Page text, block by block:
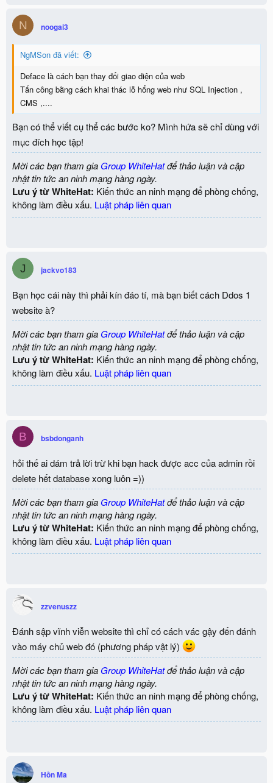
N noogai3
NgMSon đã viết:
Deface là cách bạn thay đổi giao diện của web
Tấn công bằng cách khai thác lỗ hổng web như SQL Injection ,
CMS ,....
Bạn có thể viết cụ thể các bước ko? Mình hứa sẽ chỉ dùng với
mục đích học tập!
Mời các bạn tham gia Group WhiteHatđể thảo luận và cập
nhật tin tức an ninh mạng hàng ngày.
Lưu ý từ WhiteHat: Kiến thức an ninh mạng để phòng chống,
không làm điều xấu. Luật pháp liên quan
J jackvo183
Bạn học cái này thì phải kín đáo tí, mà bạn biết cách Ddos 1
website à?
Mời các bạn tham gia Group WhiteHatđể thảo luận và cập
nhật tin tức an ninh mạng hàng ngày.
Lưu ý từ WhiteHat: Kiến thức an ninh mạng để phòng chống,
không làm điều xấu. Luật pháp liên quan
B bsbdonganh
hỏi thế ai dám trả lời trừ khi bạn hack được acc của admin rồi
delete hết database xong luôn =))
Mời các bạn tham gia Group WhiteHatđể thảo luận và cập
nhật tin tức an ninh mạng hàng ngày.
Lưu ý từ WhiteHat: Kiến thức an ninh mạng để phòng chống,
không làm điều xấu. Luật pháp liên quan
zzvenuszz
Đánh sập vĩnh viễn website thì chỉ có cách vác gậy đến đánh
vào máy chủ web đó (phương pháp vật lý)
Mời các bạn tham gia Group WhiteHatđể thảo luận và cập
nhật tin tức an ninh mạng hàng ngày.
Lưu ý từ WhiteHat: Kiến thức an ninh mạng để phòng chống,
không làm điều xấu. Luật pháp liên quan
Hồn Ma